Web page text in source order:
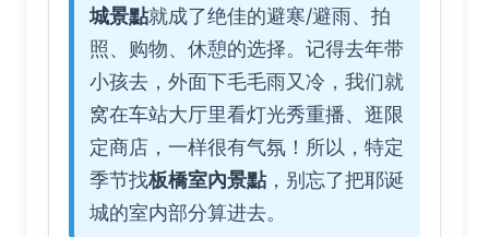
城景點就成了绝佳的避寒/避雨、拍
照、购物、休憩的选择。记得去年带
小孩去，外面下毛毛雨又冷，我们就
窝在车站大厅里看灯光秀重播、逛限
定商店，一样很有气氛！所以，特定
季节找板橋室內景點，别忘了把耶诞
城的室内部分算进去。